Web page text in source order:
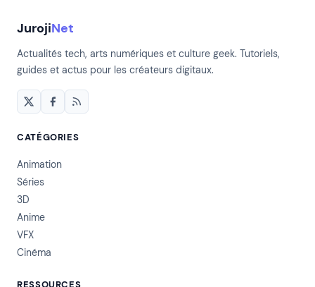
JurojiNet
Actualités tech, arts numériques et culture geek. Tutoriels,
guides et actus pour les créateurs digitaux.
CATÉGORIES
Animation
Séries
3D
Anime
VFX
Cinéma
RESSOURCES